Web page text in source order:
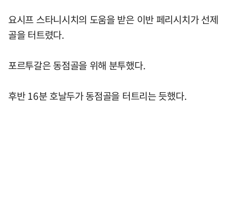
요시프 스타니시치의 도움을 받은 이반 페리시치가 선제
골을 터트렸다.
포르투갈은 동점골을 위해 분투했다.
후반 16분 호날두가 동점골을 터트리는 듯했다.